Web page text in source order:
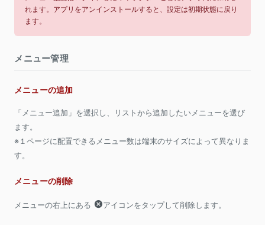
れます。アプリをアンインストールすると、設定は初期状態に戻り
ます。
メニュー管理
メニューの追加
「メニュー追加」を選択し、リストから追加したいメニューを選び
ます。
※１ページに配置できるメニュー数は端末のサイズによって異なりま
す。
メニューの削除
メニューの右上にある アイコンをタップして削除します。